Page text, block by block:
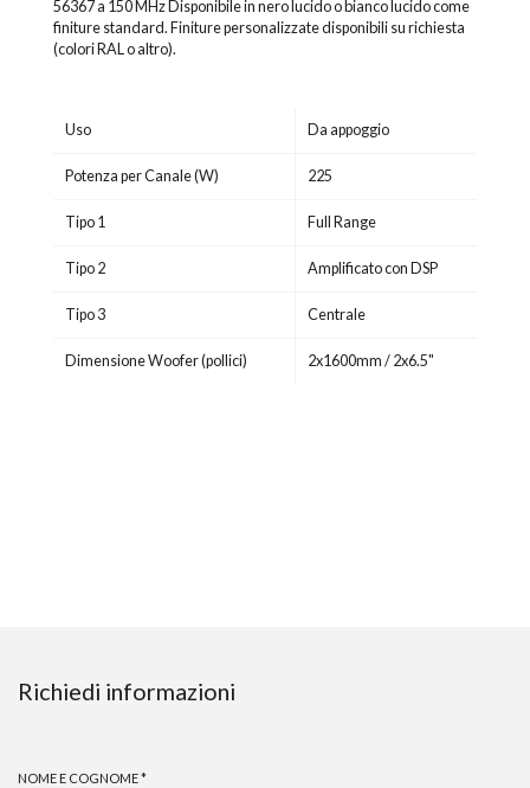
56367 a 150 MHz Disponibile in nero lucido o bianco lucido come
finiture standard. Finiture personalizzate disponibili su richiesta
(colori RAL o altro).
Uso Da appoggio
Potenza per Canale (W) 225
Tipo 1 Full Range
Tipo 2 Amplificato con DSP
Tipo 3 Centrale
Dimensione Woofer (pollici) 2x1600mm / 2x6.5"
Richiedi informazioni
NOME E COGNOME*